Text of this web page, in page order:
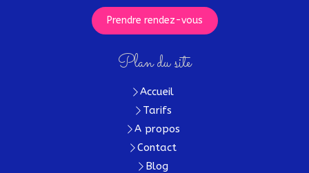
Prendre rendez-vous
Plan du site
Accueil
Tarifs
A propos
Contact
Blog